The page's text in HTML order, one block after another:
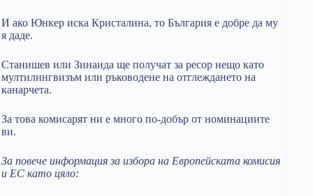
И ако Юнкер иска Кристалина, то България е добре да му
я даде.
Станишев или Зинаида ще получат за ресор нещо като
мултилингвизъм или ръководене на отглеждането на
канарчета.
За това комисарят ни е много по-добър от номинациите
ви.
За повече информация за избора на Европейската комисия
и ЕС като цяло: